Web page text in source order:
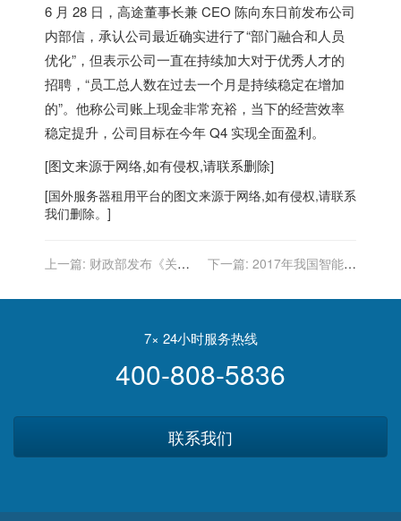
6 月 28 日，高途董事长兼 CEO 陈向东日前发布公司
内部信，承认公司最近确实进行了“部门融合和人员
优化”，但表示公司一直在持续加大对于优秀人才的
招聘，“员工总人数在过去一个月是持续稳定在增加
的”。他称公司账上现金非常充裕，当下的经营效率
稳定提升，公司目标在今年 Q4 实现全面盈利。
[图文来源于网络,如有侵权,请联系删除]
[国外服务器租用平台的图文来源于网络,如有侵权,请联系
我们删除。]
上一篇: 财政部发布《关于
综合示范工作》的通知
下一篇: 2017年我国智能证
与市场竞争态势分析
7× 24小时服务热线
400-808-5836
联系我们